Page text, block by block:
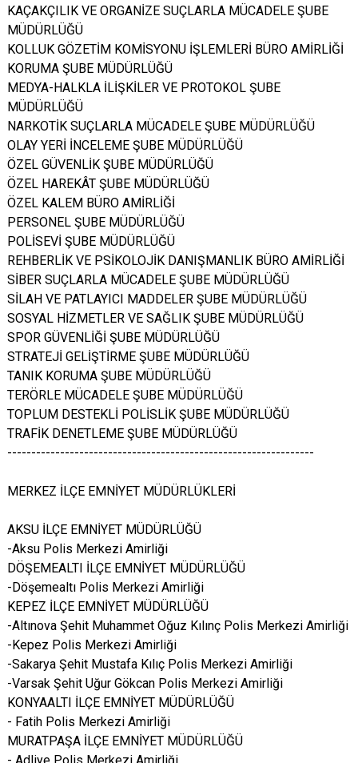
KAÇAKÇILIK VE ORGANİZE SUÇLARLA MÜCADELE ŞUBE
MÜDÜRLÜĞÜ
KOLLUK GÖZETİM KOMİSYONU İŞLEMLERİ BÜRO AMİRLİĞİ
KORUMA ŞUBE MÜDÜRLÜĞÜ
MEDYA-HALKLA İLİŞKİLER VE PROTOKOL ŞUBE
MÜDÜRLÜĞÜ
NARKOTİK SUÇLARLA MÜCADELE ŞUBE MÜDÜRLÜĞÜ
OLAY YERİ İNCELEME ŞUBE MÜDÜRLÜĞÜ
ÖZEL GÜVENLİK ŞUBE MÜDÜRLÜĞÜ
ÖZEL HAREKÂT ŞUBE MÜDÜRLÜĞÜ
ÖZEL KALEM BÜRO AMİRLİĞİ
PERSONEL ŞUBE MÜDÜRLÜĞÜ
POLİSEVİ ŞUBE MÜDÜRLÜĞÜ
REHBERLİK VE PSİKOLOJİK DANIŞMANLIK BÜRO AMİRLİĞİ
SİBER SUÇLARLA MÜCADELE ŞUBE MÜDÜRLÜĞÜ
SİLAH VE PATLAYICI MADDELER ŞUBE MÜDÜRLÜĞÜ
SOSYAL HİZMETLER VE SAĞLIK ŞUBE MÜDÜRLÜĞÜ
SPOR GÜVENLİĞİ ŞUBE MÜDÜRLÜĞÜ
STRATEJİ GELİŞTİRME ŞUBE MÜDÜRLÜĞÜ
TANIK KORUMA ŞUBE MÜDÜRLÜĞÜ
TERÖRLE MÜCADELE ŞUBE MÜDÜRLÜĞÜ
TOPLUM DESTEKLİ POLİSLİK ŞUBE MÜDÜRLÜĞÜ
TRAFİK DENETLEME ŞUBE MÜDÜRLÜĞÜ
----------------------------------------------------------------
MERKEZ İLÇE EMNİYET MÜDÜRLÜKLERİ
AKSU İLÇE EMNİYET MÜDÜRLÜĞÜ
-Aksu Polis Merkezi Amirliği
DÖŞEMEALTI İLÇE EMNİYET MÜDÜRLÜĞÜ
-Döşemealtı Polis Merkezi Amirliği
KEPEZ İLÇE EMNİYET MÜDÜRLÜĞÜ
-Altınova Şehit Muhammet Oğuz Kılınç Polis Merkezi Amirliği
-Kepez Polis Merkezi Amirliği
-Sakarya Şehit Mustafa Kılıç Polis Merkezi Amirliği
-Varsak Şehit Uğur Gökcan Polis Merkezi Amirliği
KONYAALTI İLÇE EMNİYET MÜDÜRLÜĞÜ
- Fatih Polis Merkezi Amirliği
MURATPAŞA İLÇE EMNİYET MÜDÜRLÜĞÜ